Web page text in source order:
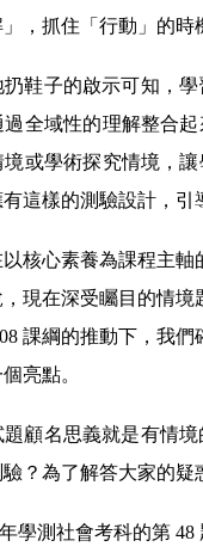
，抓住「行動」的時
鞋子的啟示可知，
全域性的理解整合
或學術探究情境，
這樣的測驗設計，引
核心素養為課程主軸
現在深受矚目的情境
課綱的推動下，我們
亮點。
顧名思義就是有情
？為了解答大家的疑
學測社會考科的第 48